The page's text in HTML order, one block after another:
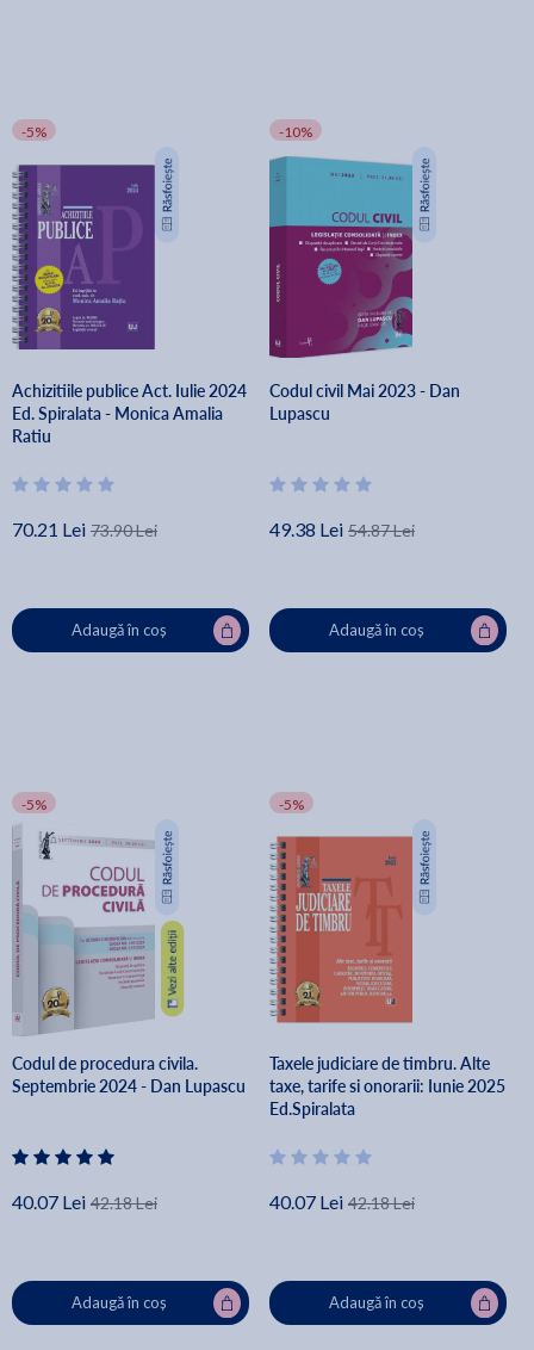
-5%
Achizitiile publice Act. Iulie 2024
Ed. Spiralata - Monica Amalia
Ratiu
70.21 Lei 73.90 Lei
Adaugă în coș
-10%
Codul civil Mai 2023 - Dan
Lupascu
49.38 Lei 54.87 Lei
Adaugă în coș
-5%
Codul de procedura civila.
Septembrie 2024 - Dan Lupascu
40.07 Lei 42.18 Lei
Adaugă în coș
-5%
Taxele judiciare de timbru. Alte
taxe, tarife si onorarii: Iunie 2025
Ed.Spiralata
40.07 Lei 42.18 Lei
Adaugă în coș